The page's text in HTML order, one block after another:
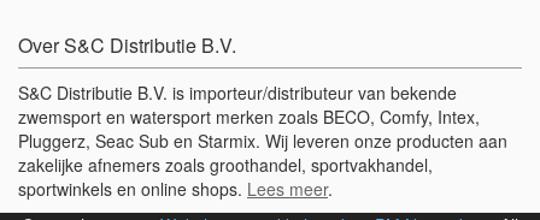
Over S&C Distributie B.V.
S&C Distributie B.V. is importeur/distributeur van bekende
zwemsport en watersport merken zoals BECO, Comfy, Intex,
Pluggerz, Seac Sub en Starmix. Wij leveren onze producten aan
zakelijke afnemers zoals groothandel, sportvakhandel,
sportwinkels en online shops. Lees meer.